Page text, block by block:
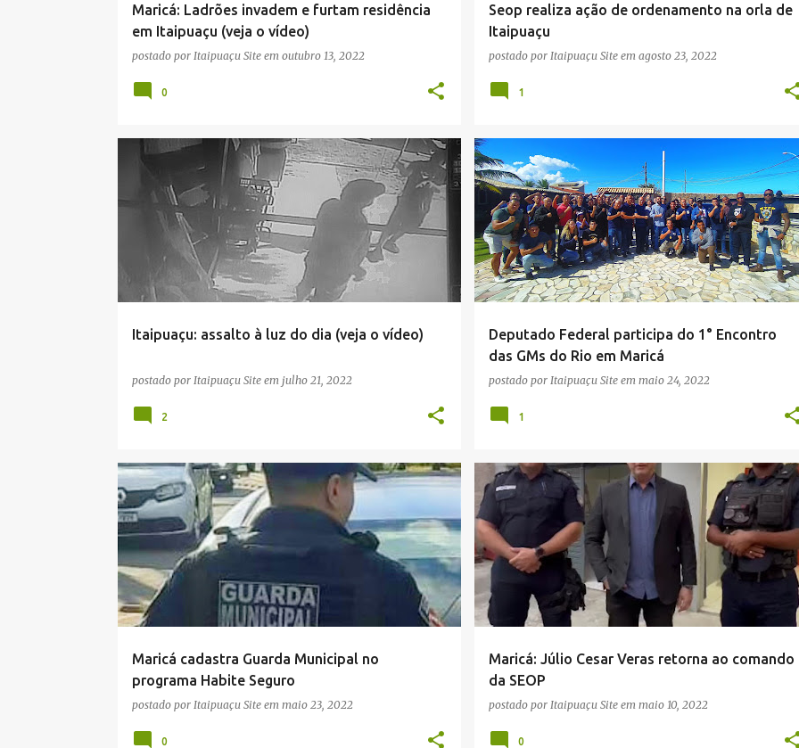
Maricá: Ladrões invadem e furtam residência
em Itaipuaçu (veja o vídeo)
postado por Itaipuaçu Site em outubro 13, 2022
0
Seop realiza ação de ordenamento na orla de
Itaipuaçu
postado por Itaipuaçu Site em agosto 23, 2022
1
Itaipuaçu: assalto à luz do dia (veja o vídeo)
postado por Itaipuaçu Site em julho 21, 2022
ITAIPUAÇU MARICÁ SEGURANÇA PÚBLICA
2
Deputado Federal participa do 1° Encontro
das GMs do Rio em Maricá
postado por Itaipuaçu Site em maio 24, 2022
DEPUTADO JONES MOURA GUARDA MUNICIPAL MARICÁ
SANDRO DEBETIO SEGURANÇA PÚBLICA +
VEREADOR
1
Maricá cadastra Guarda Municipal no
programa Habite Seguro
postado por Itaipuaçu Site em maio 23, 2022
GUARDA MUNICIPAL HABITE SEGURO MARICÁ
PREFEITURA DE MARICÁ +
SEGURANÇA PÚBLICA
0
Maricá: Júlio Cesar Veras retorna ao comando
da SEOP
postado por Itaipuaçu Site em maio 10, 2022
FABIANO HORTA GUARDA MUNICIPAL +
0